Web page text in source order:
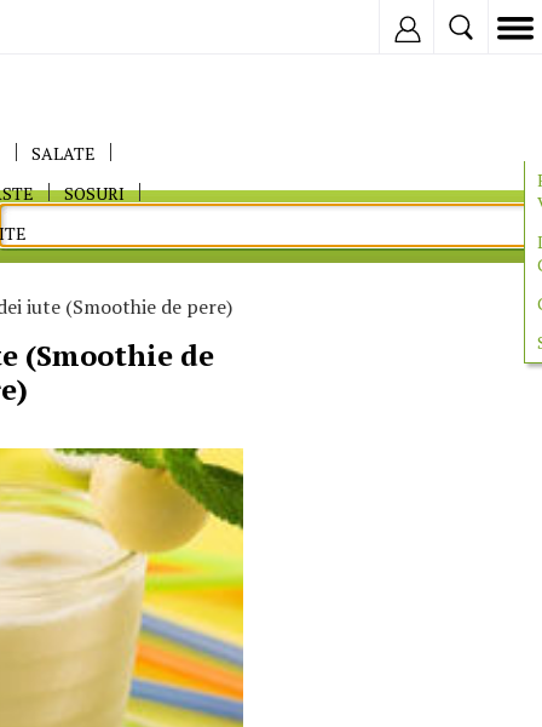
SALATE
SOSURI
iute (Smoothie de pere)
(Smoothie de